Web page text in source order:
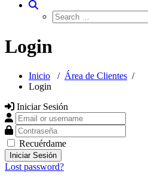
Login
Inicio / Área de Clientes /
Login
Iniciar Sesión
Email or username
Contraseña
Recuérdame
Lost password?